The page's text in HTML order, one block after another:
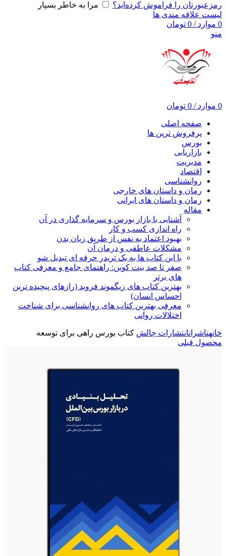
رمزعبورتان را فراموش کرده‌اید؟
مرا به خاطر بسپار
لیست علاقه مندی ها
0 موارد /
0 تومان
منو
0 موارد /
0 تومان
صفحه اصلی
پرفروش ترین ها
بورس
بازاریابی
مدیریت
اقتصاد
روانشناسی
رمان و داستان های خارجی
رمان و داستان های ایرانی
مقاله
آشنایی با بازار بورس و سرمایه گذاری در آن
راه اندازی کسب و کار
بهبود اعتماد به نفس از طریق زبان بدن
مشکلات عاطفی و درمان آن
با این کتاب ها به یک تریدر حرفه ای تبدیل شو
صفر تا صد بیت کوین: راهنمای جامع و معرفی کتاب
های برتر
بهترین کتاب های زیگموند فروید (رازهای پیچیده ترین
احساس انسان)
معرفی بهترین کتاب های روانشناسی برای شناخت
اختلالات روانی
خانهناشرانانتشارات چالش کتاب بورس راهی برای توسعه
محصول قبلی